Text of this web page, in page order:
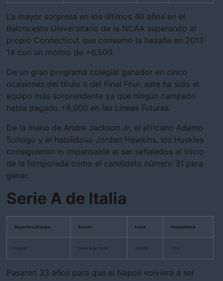
La mayor sorpresa en los últimos 40 años en el
Baloncesto Universitario de la NCAA superando al
propio Connecticut que consumó la hazaña en 2013-
14 con un momio de +6,500.
De un gran programa colegial ganador en cinco
ocasiones del título o del Final Four, este ha sido el
equipo más sorprendente ya que ningún campeón
había pagado +8,000 en las Líneas Futuras.
De la mano de Andre Jackson Jr, el africano Adamo
Sonogo y el habilidoso Jordan Hawkins, los Huskies
consiguieron lo impensable al ser señalados al inicio
de la temporada como el candidato número 31 para
ganar.
Serie A de Italia
Deportista/Equipo Evento Línea Probabilidad
Napoli Serie A de Italia +8,000 1.5%
Pasaron 33 años para que el Napoli volviera a ser